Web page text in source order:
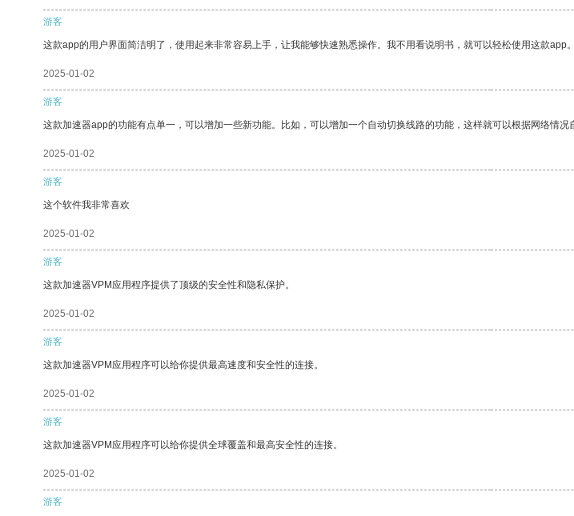
游客
这款app的用户界面简洁明了，使用起来非常容易上手，让我能够快速熟悉操作。我不用看说明书，就可以轻松使用这款app。
2025-01-02
游客
这款加速器app的功能有点单一，可以增加一些新功能。比如，可以增加一个自动切换线路的功能，这样就可以根据网络情况
2025-01-02
游客
这个软件我非常喜欢
2025-01-02
游客
这款加速器VPM应用程序提供了顶级的安全性和隐私保护。
2025-01-02
游客
这款加速器VPM应用程序可以给你提供最高速度和安全性的连接。
2025-01-02
游客
这款加速器VPM应用程序可以给你提供全球覆盖和最高安全性的连接。
2025-01-02
游客